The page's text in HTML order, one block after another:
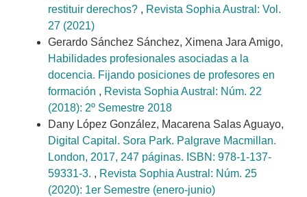
restituir derechos? , Revista Sophia Austral: Vol.
27 (2021)
Gerardo Sánchez Sánchez, Ximena Jara Amigo,
Habilidades profesionales asociadas a la
docencia. Fijando posiciones de profesores en
formación , Revista Sophia Austral: Núm. 22
(2018): 2º Semestre 2018
Dany López González, Macarena Salas Aguayo,
Digital Capital. Sora Park. Palgrave Macmillan.
London, 2017, 247 páginas. ISBN: 978-1-137-
59331-3. , Revista Sophia Austral: Núm. 25
(2020): 1er Semestre (enero-junio)